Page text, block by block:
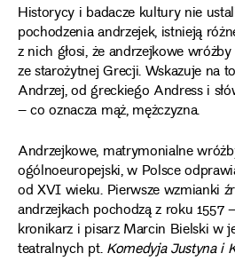
Historycy i badacze kultury nie
pochodzenia andrzejek, istnieją
z nich głosi, że andrzejkowe
ze starożytnej Grecji. Wskazuje na
Andrzej, od greckiego Andress i
– co oznacza mąż, mężczyzna.
Andrzejkowe, matrymonialne
ogólnoeuropejski, w Polsce
od XVI wieku. Pierwsze wzmianki
andrzejkach pochodzą z roku 1557
kronikarz i pisarz Marcin Bielski w
teatralnych pt.Komedyja Justyna i